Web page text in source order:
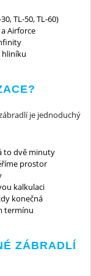
TL-50, TL-60)
Airforce
hliníku
je jednoduchý
to dvě minuty
prostor
kalkulaci
konečná
termínu
ZÁBRADLÍ